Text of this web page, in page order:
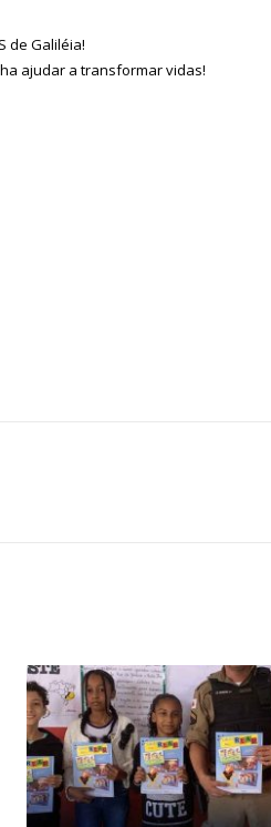
de Galiléia!
ajudar a transformar vidas!